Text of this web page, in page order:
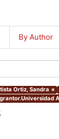
By Author
Ortiz, Sandra ×